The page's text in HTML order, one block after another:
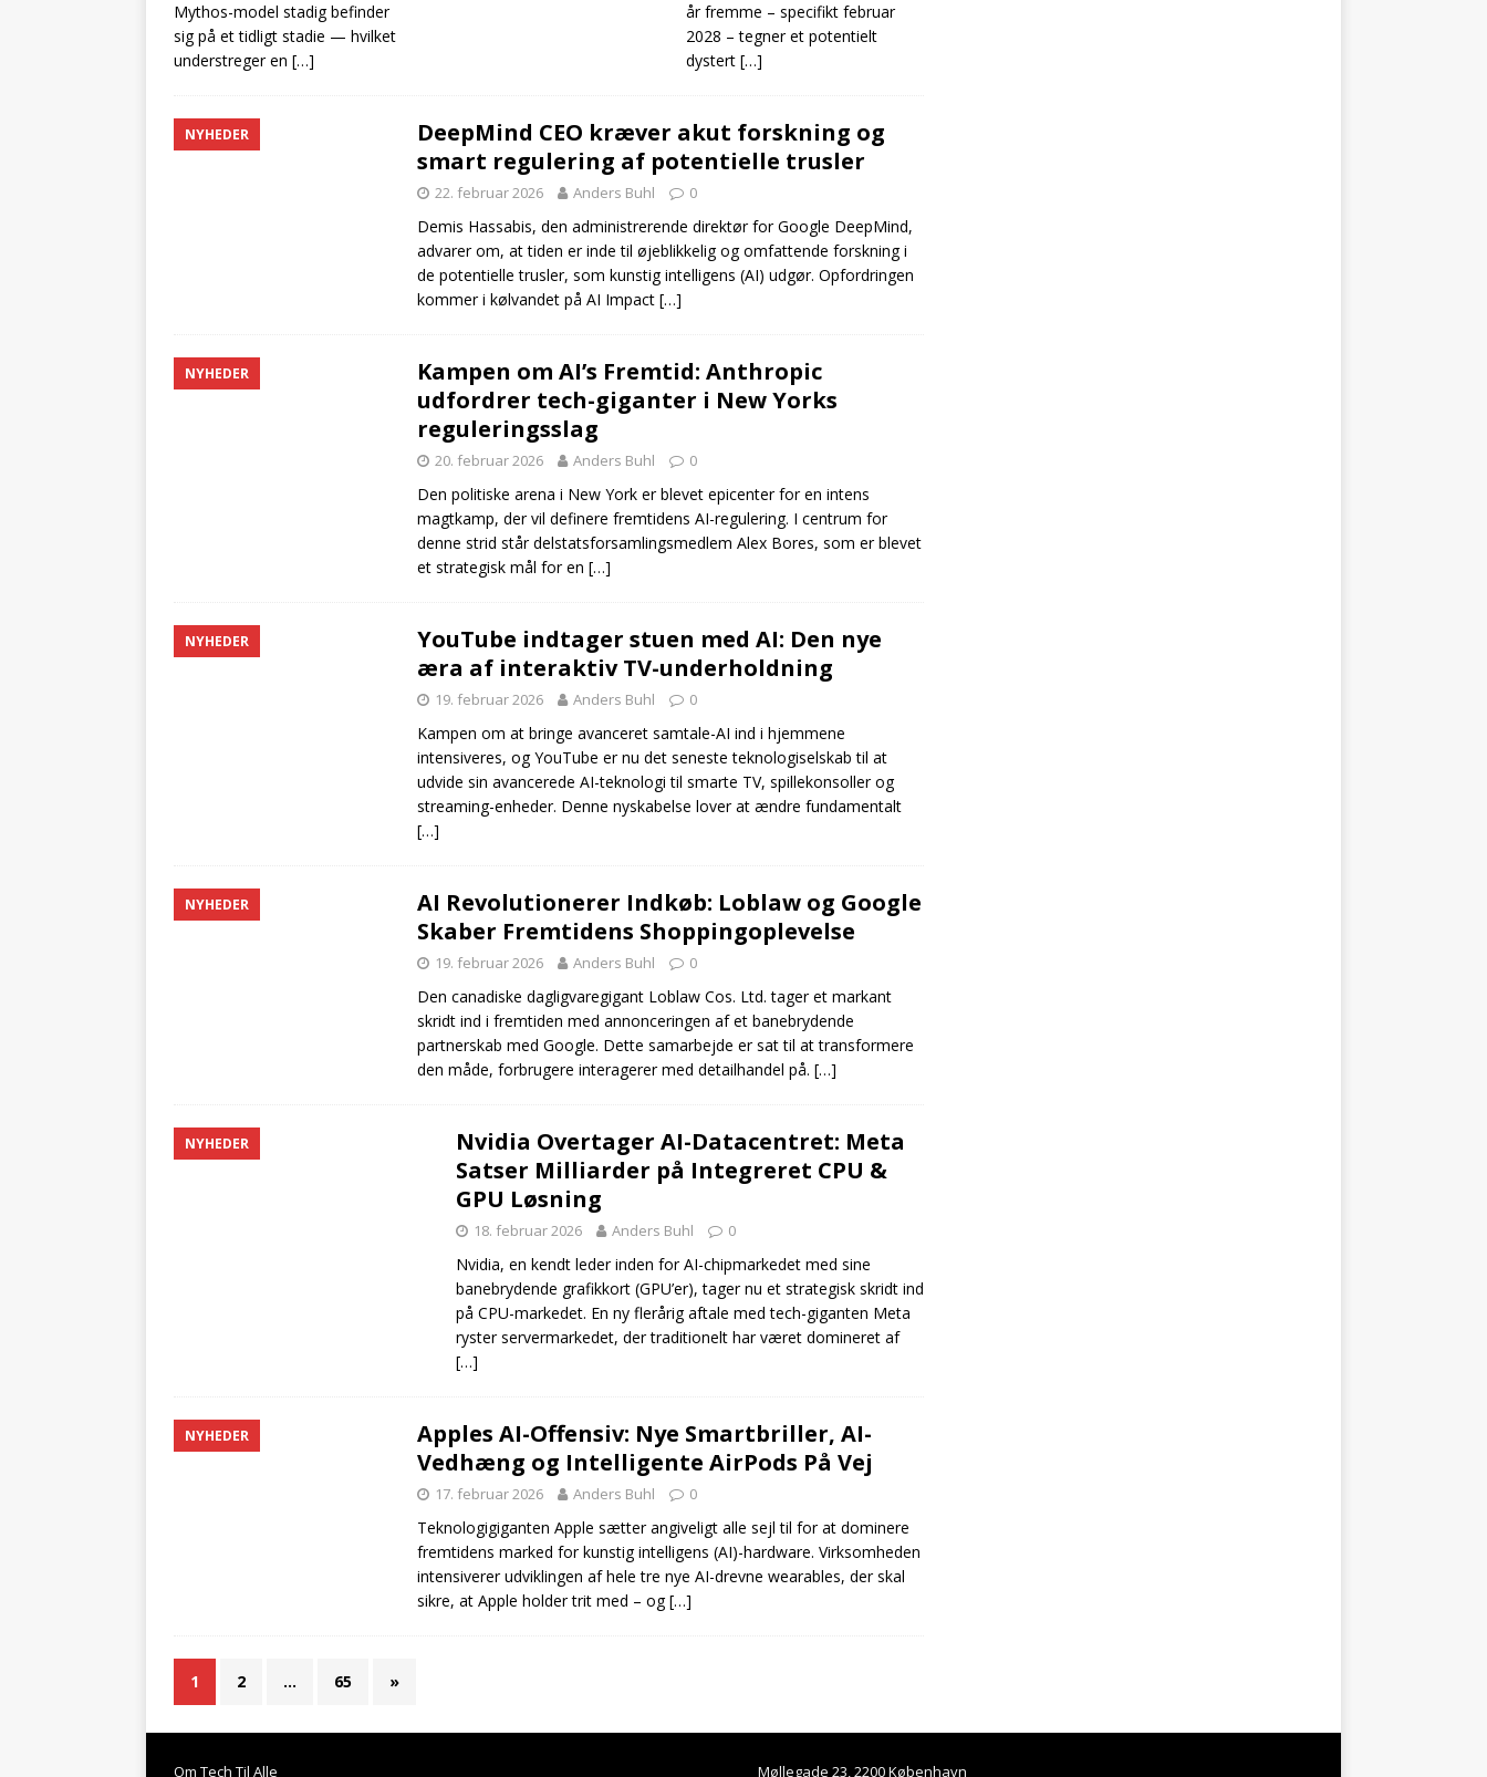
Mythos-model stadig befinder
sig på et tidligt stadie — hvilket
understreger en […]
år fremme – specifikt februar
2028 – tegner et potentielt
dystert[…]
NYHEDER
DeepMind CEO kræver akut forskning og
smart regulering af potentielle trusler
22. februar 2026 Anders Buhl 0
Demis Hassabis, den administrerende direktør for Google DeepMind,
advarer om, at tiden er inde til øjeblikkelig og omfattende forskning i
de potentielle trusler, som kunstig intelligens (AI) udgør. Opfordringen
kommer i kølvandet på AI Impact […]
NYHEDER
Kampen om AI’s Fremtid: Anthropic
udfordrer tech-giganter i New Yorks
reguleringsslag
20. februar 2026 Anders Buhl 0
Den politiske arena i New York er blevet epicenter for en intens
magtkamp, der vil definere fremtidens AI-regulering. I centrum for
denne strid står delstatsforsamlingsmedlem Alex Bores, som er blevet
et strategisk mål for en […]
NYHEDER
YouTube indtager stuen med AI: Den nye
æra af interaktiv TV-underholdning
19. februar 2026 Anders Buhl 0
Kampen om at bringe avanceret samtale-AI ind i hjemmene
intensiveres, og YouTube er nu det seneste teknologiselskab til at
udvide sin avancerede AI-teknologi til smarte TV, spillekonsoller og
streaming-enheder. Denne nyskabelse lover at ændre fundamentalt
[…]
NYHEDER
AI Revolutionerer Indkøb: Loblaw og Google
Skaber Fremtidens Shoppingoplevelse
19. februar 2026 Anders Buhl 0
Den canadiske dagligvaregigant Loblaw Cos. Ltd. tager et markant
skridt ind i fremtiden med annonceringen af et banebrydende
partnerskab med Google. Dette samarbejde er sat til at transformere
den måde, forbrugere interagerer med detailhandel på. […]
NYHEDER
Nvidia Overtager AI-Datacentret: Meta
Satser Milliarder på Integreret CPU &
GPU Løsning
18. februar 2026 Anders Buhl 0
Nvidia, en kendt leder inden for AI-chipmarkedet med sine
banebrydende grafikkort (GPU’er), tager nu et strategisk skridt ind
på CPU-markedet. En ny flerårig aftale med tech-giganten Meta
ryster servermarkedet, der traditionelt har været domineret af
[…]
NYHEDER
Apples AI-Offensiv: Nye Smartbriller, AI-
Vedhæng og Intelligente AirPods På Vej
17. februar 2026 Anders Buhl 0
Teknologigiganten Apple sætter angiveligt alle sejl til for at dominere
fremtidens marked for kunstig intelligens (AI)-hardware. Virksomheden
intensiverer udviklingen af hele tre nye AI-drevne wearables, der skal
sikre, at Apple holder trit med – og[…]
1 2 … 65 »
Om Tech Til Alle Møllegade 23, 2200 København